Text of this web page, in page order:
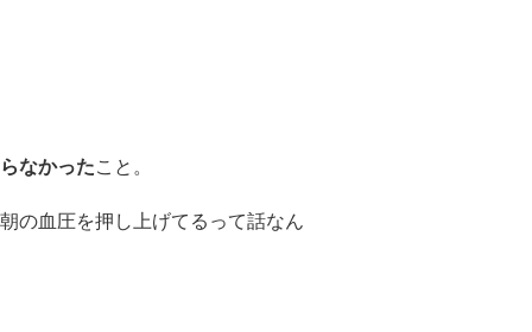
なかったこと。
の血圧を押し上げてるって話なん